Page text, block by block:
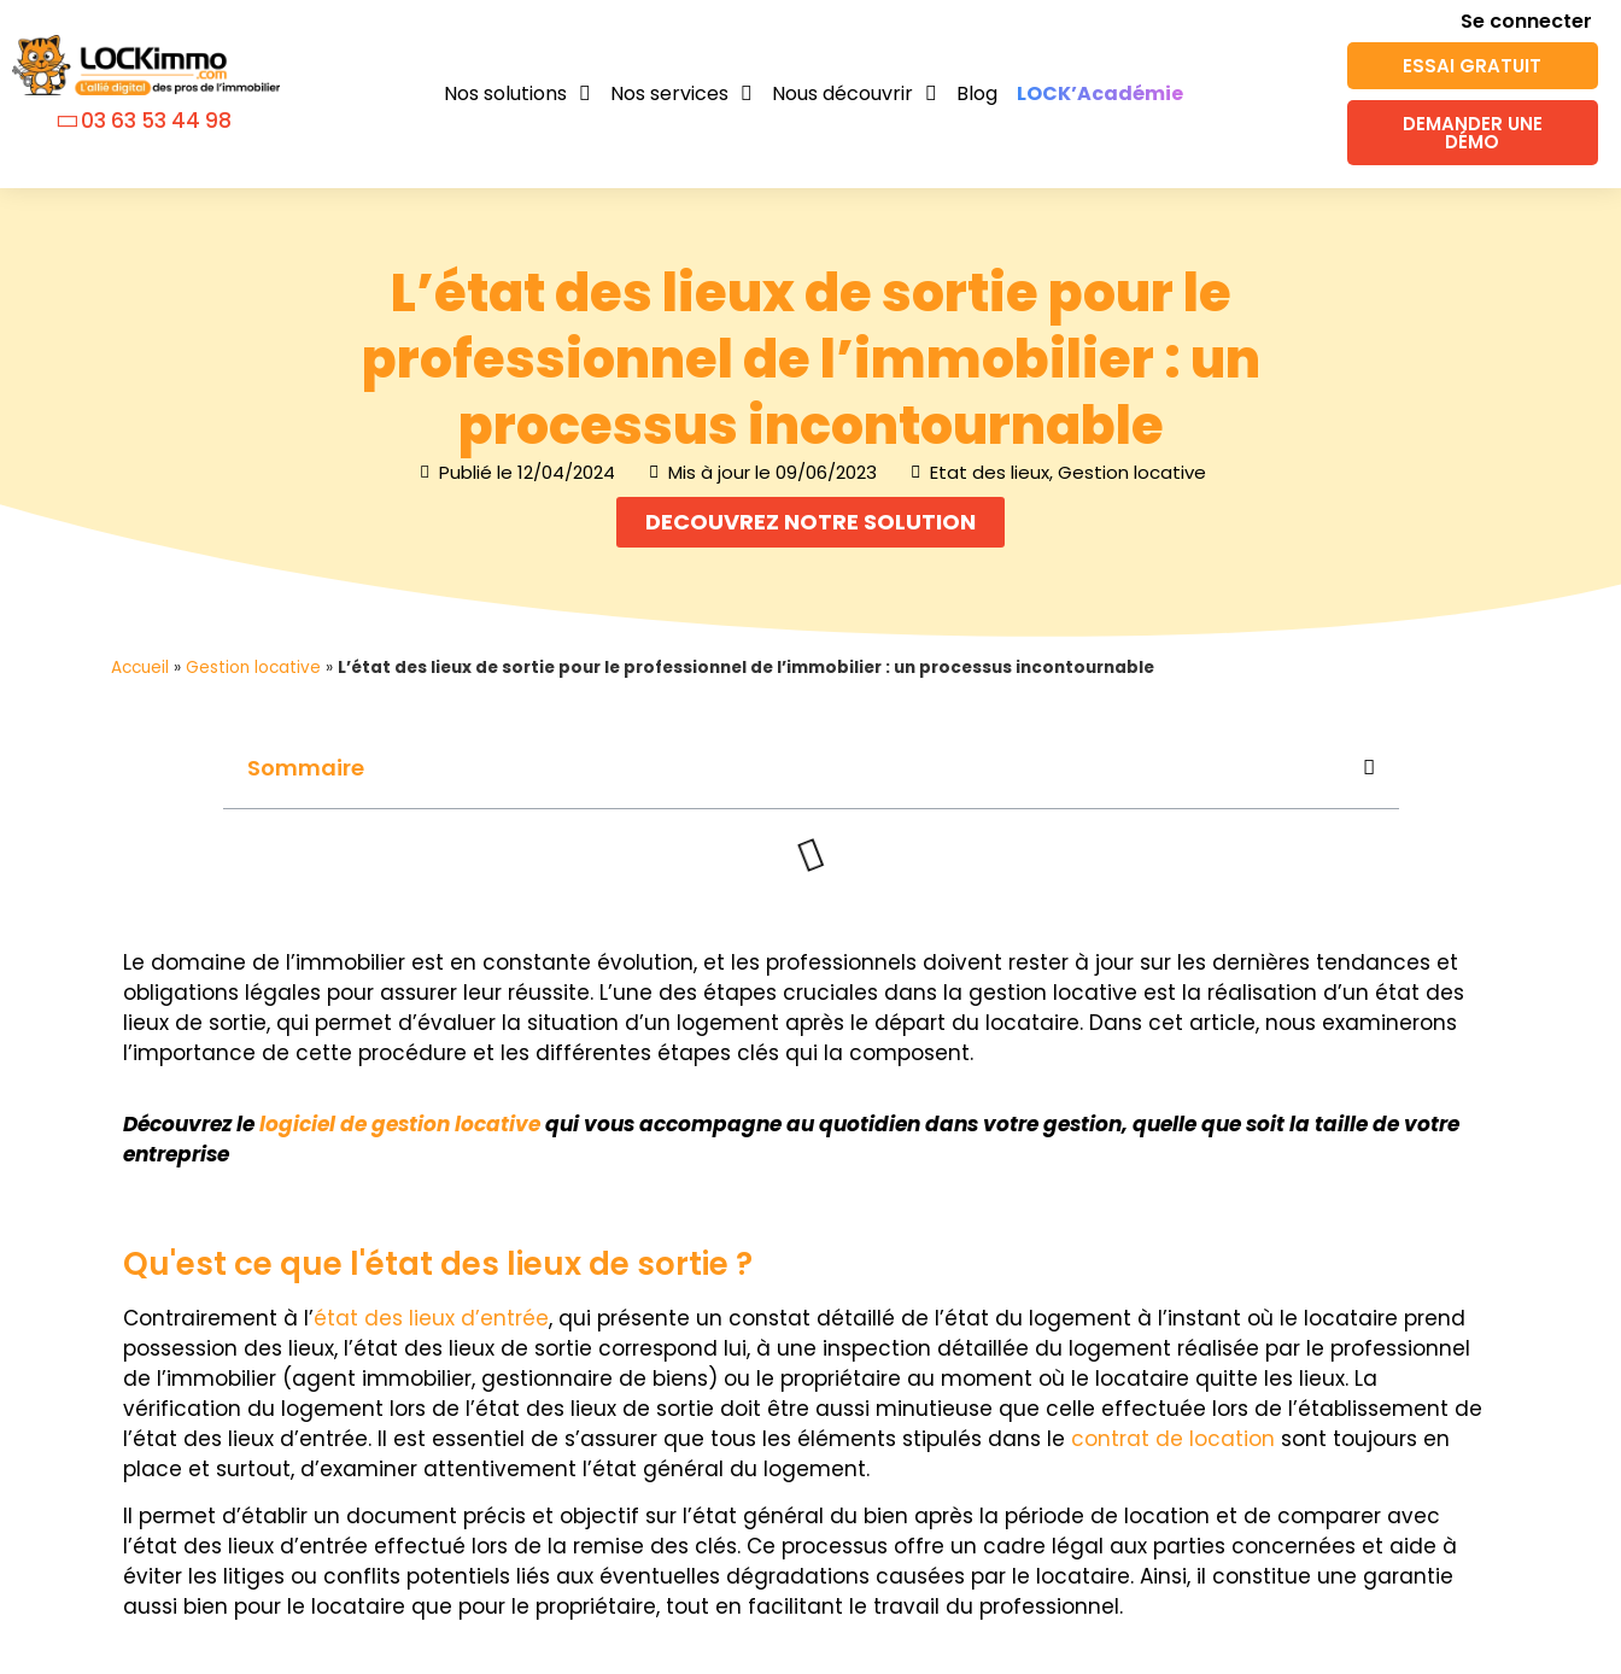
03 63 53 44 98
Nos solutions Nos services Nous découvrir Blog LOCK’Académie
Se connecter
ESSAI GRATUIT
DEMANDER UNE
DÉMO
L’état des lieux de sortie pour le
professionnel de l’immobilier : un
processus incontournable
Publié le 12/04/2024 Mis à jour le 09/06/2023 Etat des lieux,Gestion locative
DECOUVREZ NOTRE SOLUTION
Accueil » Gestion locative » L’état des lieux de sortie pour le professionnel de l’immobilier : un processus incontournable
Sommaire
Le domaine de l’immobilier est en constante évolution, et les professionnels doivent rester à jour sur les dernières tendances et
obligations légales pour assurer leur réussite. L’une des étapes cruciales dans la gestion locative est la réalisation d’un état des
lieux de sortie, qui permet d’évaluer la situation d’un logement après le départ du locataire. Dans cet article, nous examinerons
l’importance de cette procédure et les différentes étapes clés qui la composent.
Découvrez lelogiciel de gestion locativequi vous accompagne au quotidien dans votre gestion, quelle que soit la taille de votre
entreprise
Qu'est ce que l'état des lieux de sortie ?
Contrairement à l’état des lieux d’entrée, qui présente un constat détaillé de l’état du logement à l’instant où le locataire prend
possession des lieux, l’état des lieux de sortie correspond lui, à une inspection détaillée du logement réalisée par le professionnel
de l’immobilier (agent immobilier, gestionnaire de biens) ou le propriétaire au moment où le locataire quitte les lieux. La
vérification du logement lors de l’état des lieux de sortie doit être aussi minutieuse que celle effectuée lors de l’établissement de
l’état des lieux d’entrée. Il est essentiel de s’assurer que tous les éléments stipulés dans le contrat de location sont toujours en
place et surtout, d’examiner attentivement l’état général du logement.
Il permet d’établir un document précis et objectif sur l’état général du bien après la période de location et de comparer avec
l’état des lieux d’entrée effectué lors de la remise des clés. Ce processus offre un cadre légal aux parties concernées et aide à
éviter les litiges ou conflits potentiels liés aux éventuelles dégradations causées par le locataire. Ainsi, il constitue une garantie
aussi bien pour le locataire que pour le propriétaire, tout en facilitant le travail du professionnel.